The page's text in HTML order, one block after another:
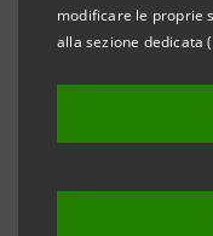
modificare le proprie
alla sezione dedicata (